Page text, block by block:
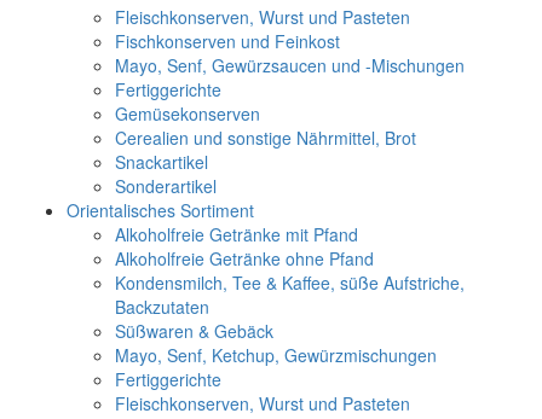
Fleischkonserven, Wurst und Pasteten
Fischkonserven und Feinkost
Mayo, Senf, Gewürzsaucen und -Mischungen
Fertiggerichte
Gemüsekonserven
Cerealien und sonstige Nährmittel, Brot
Snackartikel
Sonderartikel
Orientalisches Sortiment
Alkoholfreie Getränke mit Pfand
Alkoholfreie Getränke ohne Pfand
Kondensmilch, Tee & Kaffee, süße Aufstriche,
Backzutaten
Süßwaren & Gebäck
Mayo, Senf, Ketchup, Gewürzmischungen
Fertiggerichte
Fleischkonserven, Wurst und Pasteten